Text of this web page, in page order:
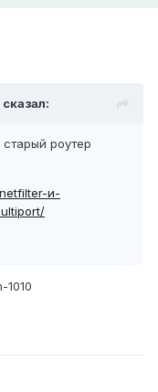
сказал:
роутер
и-
1010